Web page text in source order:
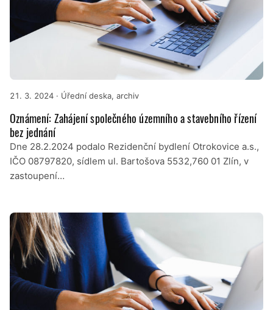
21. 3. 2024 · Úřední deska, archiv
Oznámení: Zahájení společného územního a stavebního řízení
bez jednání
Dne 28.2.2024 podalo Rezidenční bydlení Otrokovice a.s.,
IČO 08797820, sídlem ul. Bartošova 5532,760 01 Zlín, v
zastoupení…